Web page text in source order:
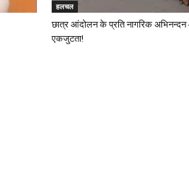
हलचल
छात्र आंदोलन के प्रति नागरिक
एकजुटता!